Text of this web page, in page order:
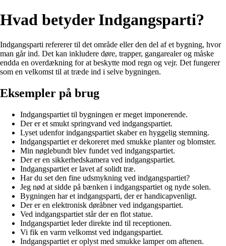
Hvad betyder Indgangsparti?
Indgangsparti refererer til det område eller den del af et bygning, hvor
man går ind. Det kan inkludere døre, trapper, gangarealer og måske
endda en overdækning for at beskytte mod regn og vejr. Det fungerer
som en velkomst til at træde ind i selve bygningen.
Eksempler på brug
Indgangspartiet til bygningen er meget imponerende.
Der er et smukt springvand ved indgangspartiet.
Lyset udenfor indgangspartiet skaber en hyggelig stemning.
Indgangspartiet er dekoreret med smukke planter og blomster.
Min nøglebundt blev fundet ved indgangspartiet.
Der er en sikkerhedskamera ved indgangspartiet.
Indgangspartiet er lavet af solidt træ.
Har du set den fine udsmykning ved indgangspartiet?
Jeg nød at sidde på bænken i indgangspartiet og nyde solen.
Bygningen har et indgangsparti, der er handicapvenligt.
Der er en elektronisk døråbner ved indgangspartiet.
Ved indgangspartiet står der en flot statue.
Indgangspartiet leder direkte ind til receptionen.
Vi fik en varm velkomst ved indgangspartiet.
Indgangspartiet er oplyst med smukke lamper om aftenen.